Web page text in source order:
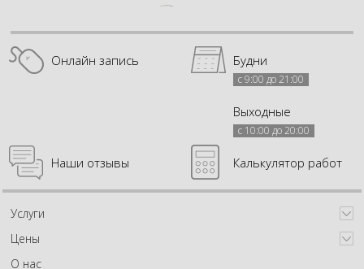
Онлайн запись Будни
с 9:00 до 21:00
Выходные
с 10:00 до 20:00
Наши отзывы Калькулятор работ
Услуги
Цены
О нас